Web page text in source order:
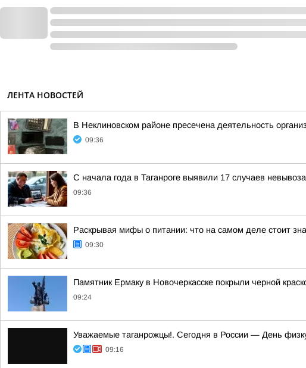
ЛЕНТА НОВОСТЕЙ
В Неклиновском районе пресечена деятельность
09:36
С начала года в Таганроге выявили 17 случаев
09:36
Раскрывая мифы о питании: что на самом деле стоит
09:30
Памятник Ермаку в Новочеркасске покрыли черной
09:24
Уважаемые таганрожцы!. Сегодня в России — День
09:16